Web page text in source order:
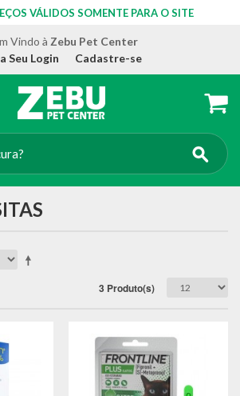
VÁLIDOS SOMENTE PARA O SITE
Vindo à Zebu Pet Center
Seu Login
Cadastre-se
3 Produto(s)